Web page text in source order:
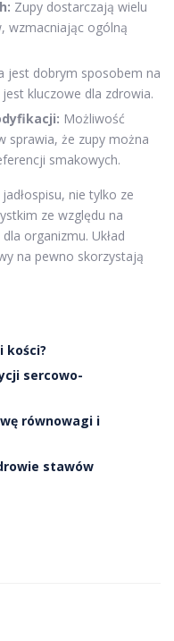
Zupy dostarczają wielu
wzmacniając ogólną
jest dobrym sposobem na
jest kluczowe dla zdrowia.
Możliwość
sprawia, że zupy można
smakowych.
nie tylko ze
ze względu na
organizmu. Układ
na pewno skorzystają
kości?
sercowo-
równowagi i
stawów